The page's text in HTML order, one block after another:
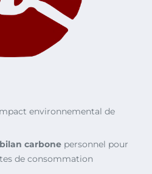
environnemental de
bilan carbone personnel pour
de consommation